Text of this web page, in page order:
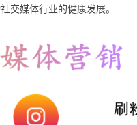
交媒体行业的健康发展。